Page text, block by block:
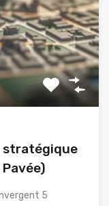
stratégique
5